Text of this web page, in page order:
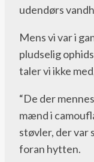
udendørs
Mens vi var i
pludselig
taler vi ikke
“De der
mænd i
støvler, der var
foran hytten.